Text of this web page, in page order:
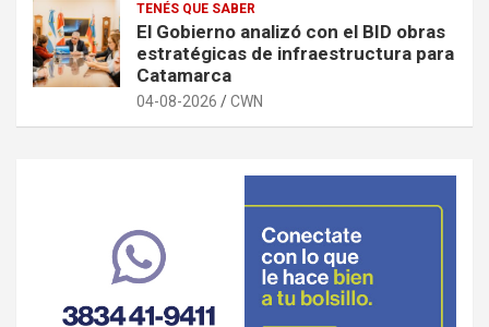
TENÉS QUE SABER
El Gobierno analizó con el BID obras
estratégicas de infraestructura para
Catamarca
04-08-2026 CWN